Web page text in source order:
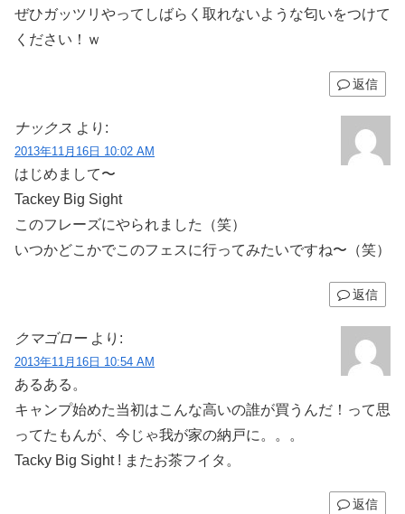
ぜひガッツリやってしばらく取れないような匂いをつけて
ください！ｗ
返信
ナックス より:
2013年11月16日 10:02 AM
はじめまして〜
Tackey Big Sight
このフレーズにやられました（笑）
いつかどこかでこのフェスに行ってみたいですね〜（笑）
返信
クマゴロー より:
2013年11月16日 10:54 AM
あるある。
キャンプ始めた当初はこんな高いの誰が買うんだ！って思
ってたもんが、今じゃ我が家の納戸に。。。
Tacky Big Sight ! またお茶フイタ。
返信